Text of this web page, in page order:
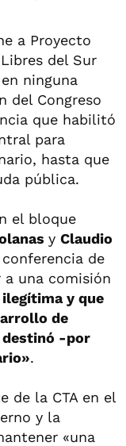
a Proyecto
del Sur
ninguna
del Congreso
que habilitó
para
hasta que
pública.
el bloque
y Claudio
de
a una comisión
y que
de
destinó -por
.
de la CTA en el
y la
«una